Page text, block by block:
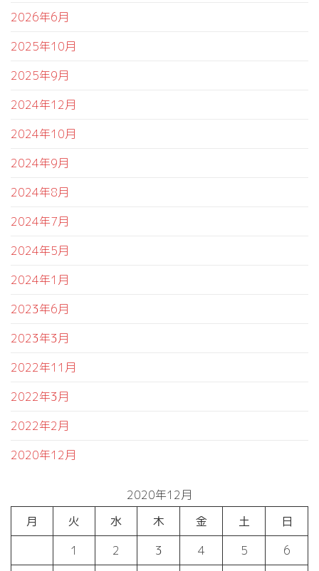
2026年6月
2025年10月
2025年9月
2024年12月
2024年10月
2024年9月
2024年8月
2024年7月
2024年5月
2024年1月
2023年6月
2023年3月
2022年11月
2022年3月
2022年2月
2020年12月
2020年12月
月
火 水 木 金 土
日
1
2 3 4 5 6